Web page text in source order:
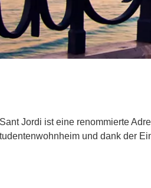
Jordi ist eine renommierte
und dank der